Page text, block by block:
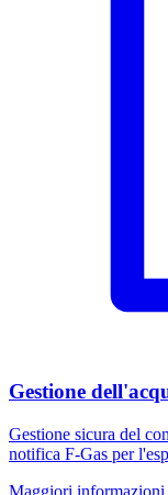
Gestione
Gestione sicura del
notifica F-Gas per
Maggiori informazioni